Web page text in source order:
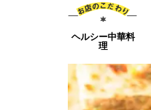
ヘルシー中華料
理